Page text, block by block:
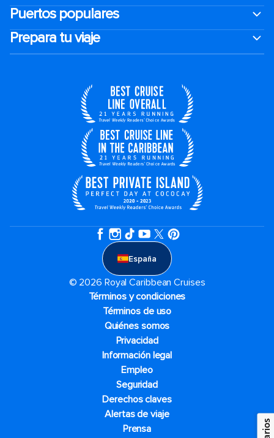
Puertos populares
Prepara tu viaje
España
© 2026 Royal Caribbean Cruises
Términos y condiciones
Términos de uso
Quiénes somos
Privacidad
Información legal
Empleo
Seguridad
Derechos claves
Alertas de viaje
Prensa